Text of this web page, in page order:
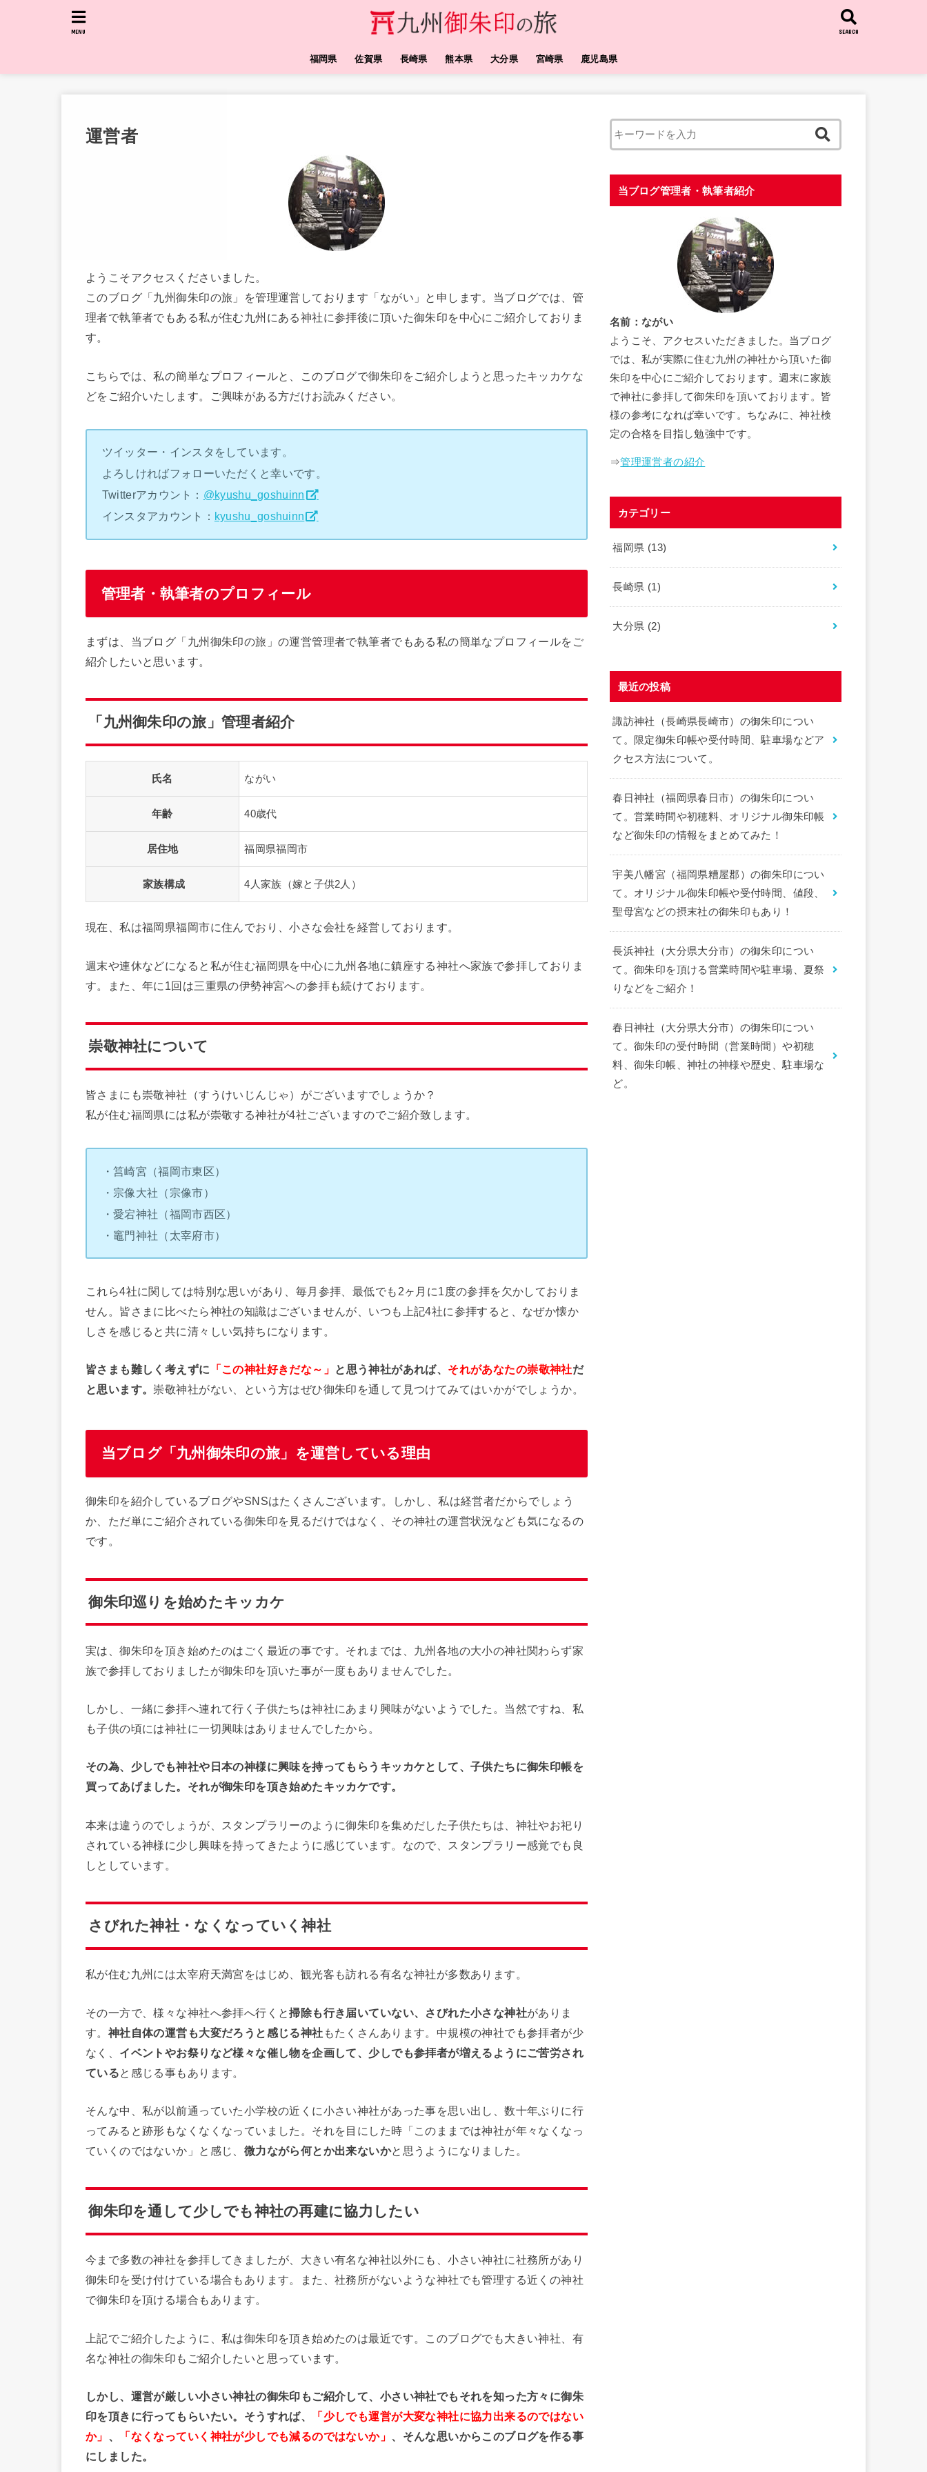
福岡県 佐賀県 長崎県 熊本県 大分県 宮崎県 鹿児島県
SEARCH
MENU
運営者
ようこそアクセスくださいました。
このブログ「九州御朱印の旅」を管理運営しております「ながい」と申します。当ブログでは、管
理者で執筆者でもある私が住む九州にある神社に参拝後に頂いた御朱印を中心にご紹介しておりま
す。
こちらでは、私の簡単なプロフィールと、このブログで御朱印をご紹介しようと思ったキッカケな
どをご紹介いたします。ご興味がある方だけお読みください。
ツイッター・インスタをしています。
よろしければフォローいただくと幸いです。
Twitterアカウント： @kyushu_goshuinn
インスタアカウント： kyushu_goshuinn
管理者・執筆者のプロフィール
まずは、当ブログ「九州御朱印の旅」の運営管理者で執筆者でもある私の簡単なプロフィールをご
紹介したいと思います。
「九州御朱印の旅」管理者紹介
氏名 ながい
年齢 40歳代
居住地 福岡県福岡市
家族構成 4人家族（嫁と子供2人）
現在、私は福岡県福岡市に住んでおり、小さな会社を経営しております。
週末や連休などになると私が住む福岡県を中心に九州各地に鎮座する神社へ家族で参拝しておりま
す。また、年に1回は三重県の伊勢神宮への参拝も続けております。
崇敬神社について
皆さまにも崇敬神社（すうけいじんじゃ）がございますでしょうか？
私が住む福岡県には私が崇敬する神社が4社ございますのでご紹介致します。
・筥崎宮（福岡市東区）
・宗像大社（宗像市）
・愛宕神社（福岡市西区）
・竈門神社（太宰府市）
これら4社に関しては特別な思いがあり、毎月参拝、最低でも2ヶ月に1度の参拝を欠かしておりま
せん。皆さまに比べたら神社の知識はございませんが、いつも上記4社に参拝すると、なぜか懐か
しさを感じると共に清々しい気持ちになります。
皆さまも難しく考えずに 「この神社好きだな～」 と思う神社があれば、 それがあなたの崇敬神社だ
と思います。 崇敬神社がない、という方はぜひ御朱印を通して見つけてみてはいかがでしょうか。
当ブログ「九州御朱印の旅」を運営している理由
御朱印を紹介しているブログやSNSはたくさんございます。しかし、私は経営者だからでしょう
か、ただ単にご紹介されている御朱印を見るだけではなく、その神社の運営状況なども気になるの
です。
御朱印巡りを始めたキッカケ
実は、御朱印を頂き始めたのはごく最近の事です。それまでは、九州各地の大小の神社関わらず家
族で参拝しておりましたが御朱印を頂いた事が一度もありませんでした。
しかし、一緒に参拝へ連れて行く子供たちは神社にあまり興味がないようでした。当然ですね、私
も子供の頃には神社に一切興味はありませんでしたから。
その為、少しでも神社や日本の神様に興味を持ってもらうキッカケとして、子供たちに御朱印帳を
買ってあげました。それが御朱印を頂き始めたキッカケです。
本来は違うのでしょうが、スタンプラリーのように御朱印を集めだした子供たちは、神社やお祀り
されている神様に少し興味を持ってきたように感じています。なので、スタンプラリー感覚でも良
しとしています。
さびれた神社・なくなっていく神社
私が住む九州には太宰府天満宮をはじめ、観光客も訪れる有名な神社が多数あります。
その一方で、様々な神社へ参拝へ行くと掃除も行き届いていない、さびれた小さな神社がありま
す。 神社自体の運営も大変だろうと感じる神社 もたくさんあります。中規模の神社でも参拝者が少
なく、 イベントやお祭りなど様々な催し物を企画して、少しでも参拝者が増えるようにご苦労され
ている と感じる事もあります。
そんな中、私が以前通っていた小学校の近くに小さい神社があった事を思い出し、数十年ぶりに行
ってみると跡形もなくなくなっていました。それを目にした時「このままでは神社が年々なくなっ
ていくのではないか」と感じ、 微力ながら何とか出来ないかと思うようになりました。
御朱印を通して少しでも神社の再建に協力したい
今まで多数の神社を参拝してきましたが、大きい有名な神社以外にも、小さい神社に社務所があり
御朱印を受け付けている場合もあります。また、社務所がないような神社でも管理する近くの神社
で御朱印を頂ける場合もあります。
上記でご紹介したように、私は御朱印を頂き始めたのは最近です。このブログでも大きい神社、有
名な神社の御朱印もご紹介したいと思っています。
しかし、運営が厳しい小さい神社の御朱印もご紹介して、小さい神社でもそれを知った方々に御朱
印を頂きに行ってもらいたい。そうすれば、
「少しでも運営が大変な神社に協力出来るのではない
か」 、 「なくなっていく神社が少しでも減るのではないか」 、そんな思いからこのブログを作る事
にしました。
当ブログ管理者・執筆者紹介
名前：ながい
ようこそ、アクセスいただきました。当ブログ
では、私が実際に住む九州の神社から頂いた御
朱印を中心にご紹介しております。週末に家族
で神社に参拝して御朱印を頂いております。皆
様の参考になれば幸いです。ちなみに、神社検
定の合格を目指し勉強中です。
⇒管理運営者の紹介
カテゴリー
福岡県 (13)
長崎県 (1)
大分県 (2)
最近の投稿
諏訪神社（長崎県長崎市）の御朱印につい
て。限定御朱印帳や受付時間、駐車場などア
クセス方法について。
春日神社（福岡県春日市）の御朱印につい
て。営業時間や初穂料、オリジナル御朱印帳
など御朱印の情報をまとめてみた！
宇美八幡宮（福岡県糟屋郡）の御朱印につい
て。オリジナル御朱印帳や受付時間、値段、
聖母宮などの摂末社の御朱印もあり！
長浜神社（大分県大分市）の御朱印につい
て。御朱印を頂ける営業時間や駐車場、夏祭
りなどをご紹介！
春日神社（大分県大分市）の御朱印につい
て。御朱印の受付時間（営業時間）や初穂
料、御朱印帳、神社の神様や歴史、駐車場な
ど。